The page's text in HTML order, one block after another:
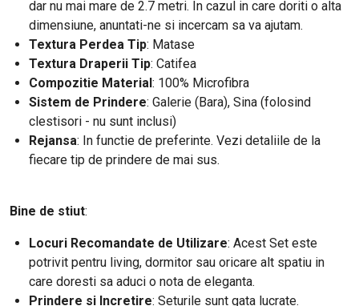
dar nu mai mare de 2.7 metri. In cazul in care doriti o alta
dimensiune, anuntati-ne si incercam sa va ajutam.
Textura Perdea Tip: Matase
Textura Draperii Tip: Catifea
Compozitie Material: 100% Microfibra
Sistem de Prindere: Galerie (Bara), Sina (folosind
clestisori - nu sunt inclusi)
Rejansa: In functie de preferinte. Vezi detaliile de la
fiecare tip de prindere de mai sus.
Bine de stiut:
Locuri Recomandate de Utilizare: Acest Set este
potrivit pentru living, dormitor sau oricare alt spatiu in
care doresti sa aduci o nota de eleganta.
Prindere si Incretire: Seturile sunt gata lucrate.